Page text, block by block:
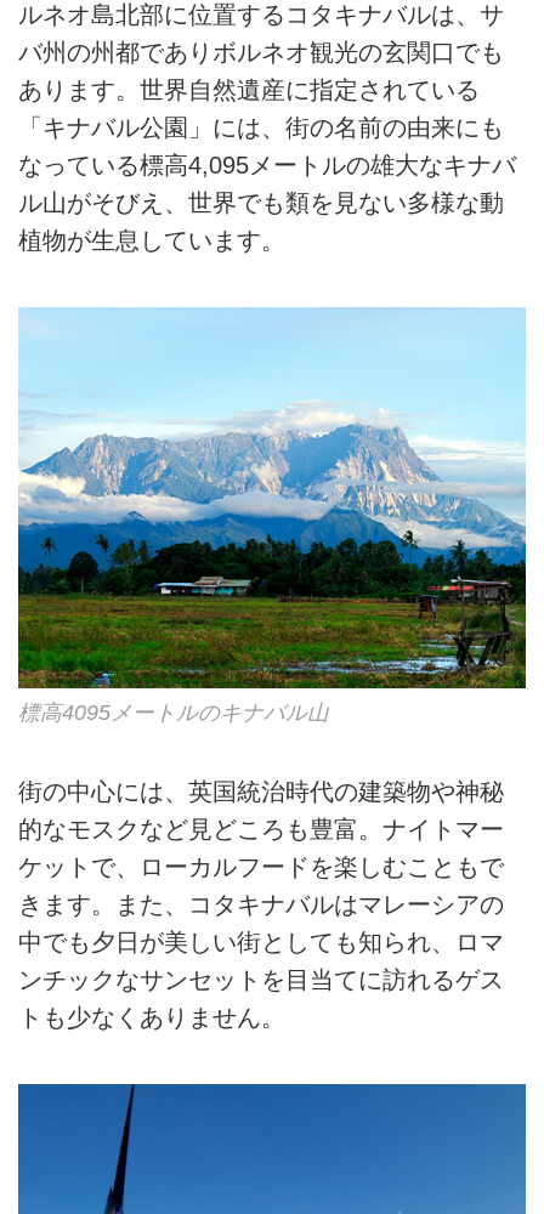
ルネオ島北部に位置するコタキナバルは、サ
バ州の州都でありボルネオ観光の玄関口でも
あります。世界自然遺産に指定されている
「キナバル公園」には、街の名前の由来にも
なっている標高4,095メートルの雄大なキナバ
ル山がそびえ、世界でも類を見ない多様な動
植物が生息しています。
標高4095メートルのキナバル山
街の中心には、英国統治時代の建築物や神秘
的なモスクなど見どころも豊富。ナイトマー
ケットで、ローカルフードを楽しむこともで
きます。また、コタキナバルはマレーシアの
中でも夕日が美しい街としても知られ、ロマ
ンチックなサンセットを目当てに訪れるゲス
トも少なくありません。